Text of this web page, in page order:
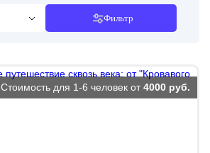
Фильтр
Стоимость для 1-6 человек от 4000 руб.